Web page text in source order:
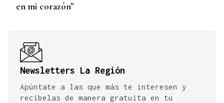
en mi corazón”
Newsletters La Región
Apúntate a las que más te interesen y
recíbelas de manera gratuita en tu